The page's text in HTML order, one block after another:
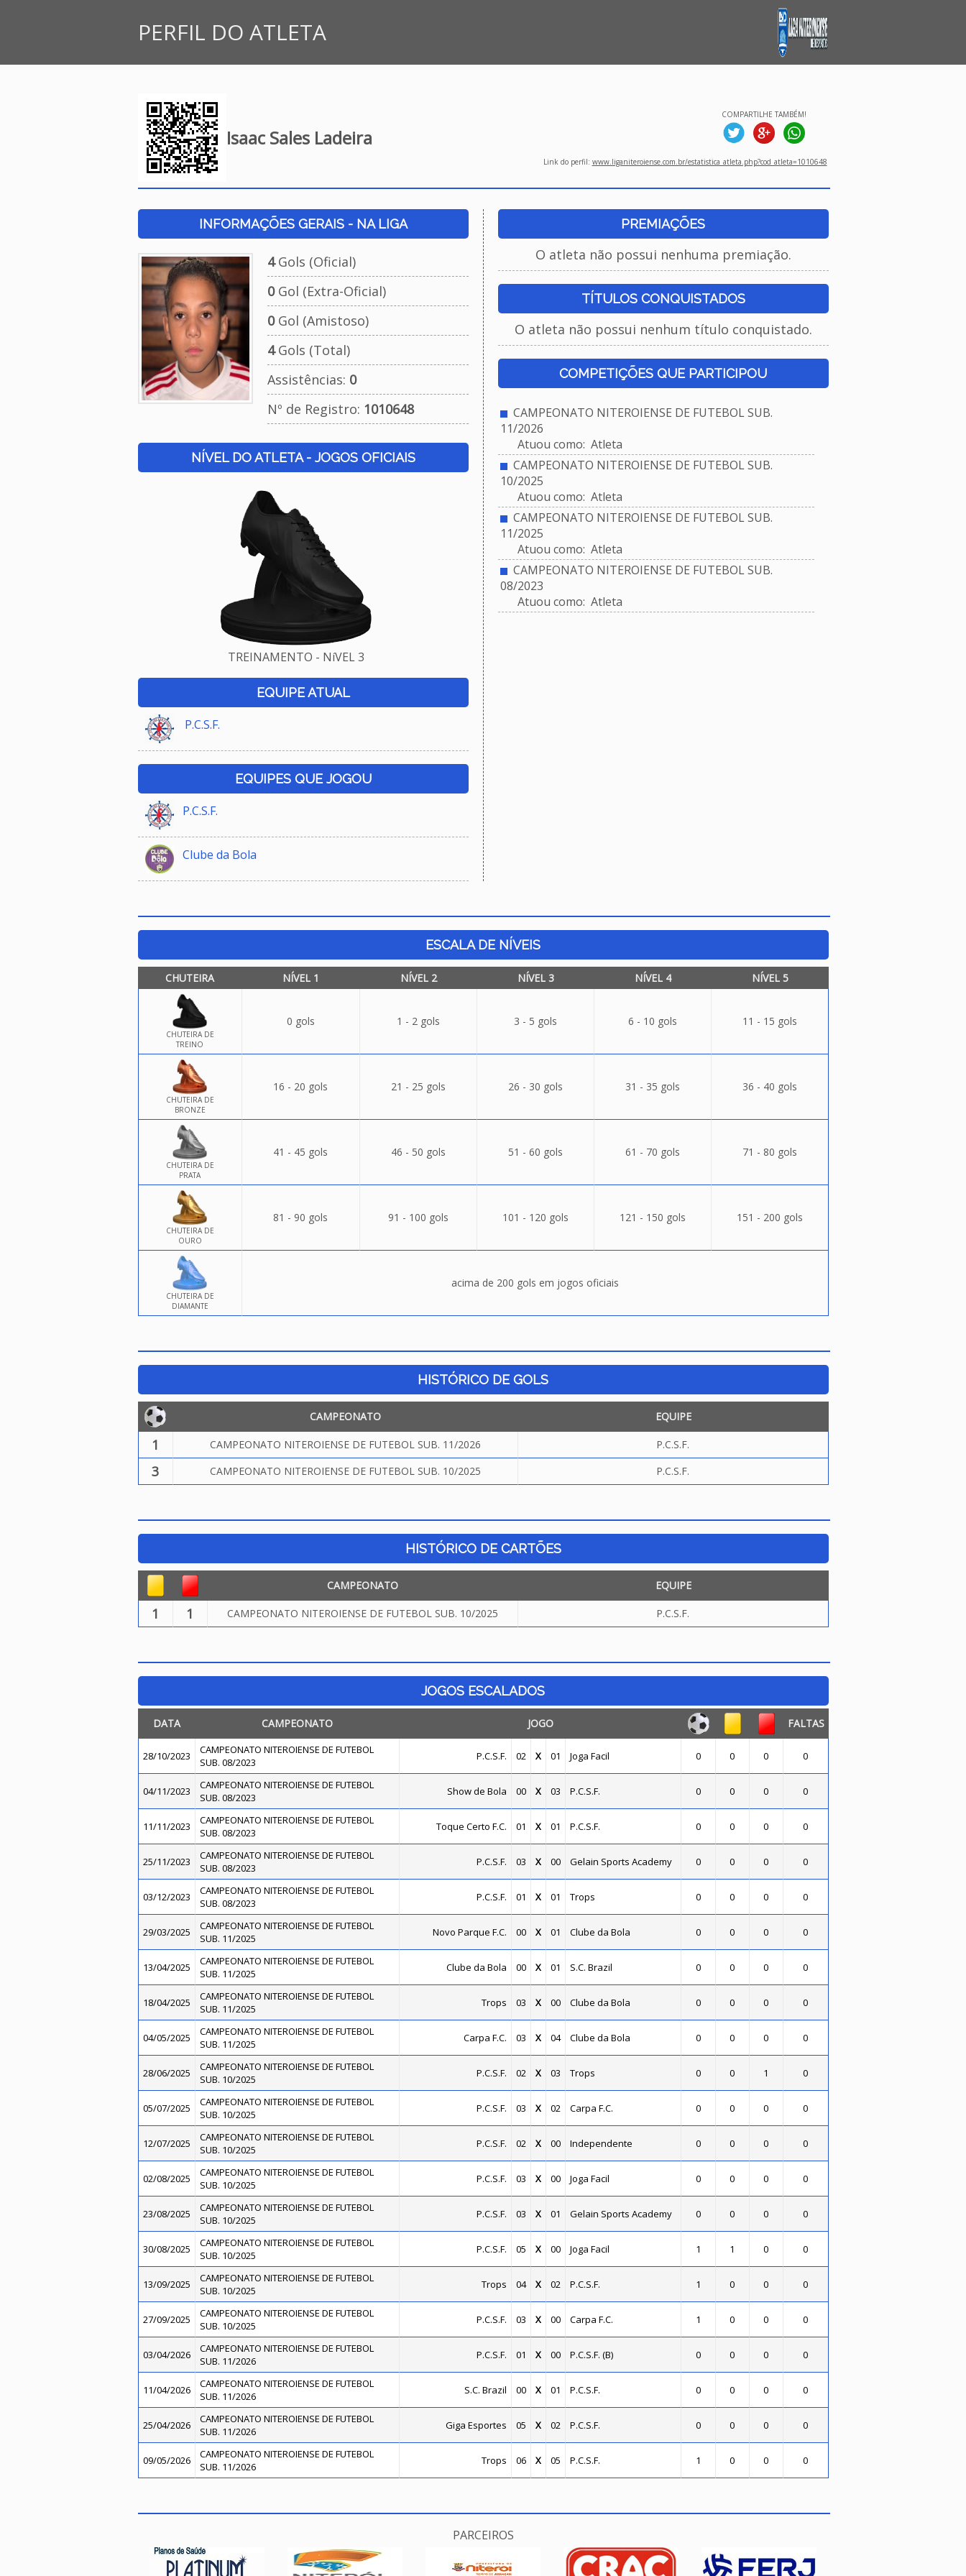
PERFIL DO ATLETA
Isaac Sales Ladeira
COMPARTILHE TAMBÉM!
Link do perfil: www.liganiteroiense.com.br/estatistica_atleta.php?cod_atleta=1010648
INFORMAÇÕES GERAIS - NA LIGA
4Gols (Oficial)
0Gol (Extra-Oficial)
0Gol (Amistoso)
4Gols (Total)
Assistências: 0
Nº de Registro: 1010648
NÍVEL DO ATLETA - JOGOS OFICIAIS
TREINAMENTO - NíVEL 3
EQUIPE ATUAL
P.C.S.F.
EQUIPES QUE JOGOU
P.C.S.F.
Clube da Bola
PREMIAÇÕES
O atleta não possui nenhuma premiação.
TÍTULOS CONQUISTADOS
O atleta não possui nenhum título conquistado.
COMPETIÇÕES QUE PARTICIPOU
CAMPEONATO NITEROIENSE DE FUTEBOL SUB.
11/2026
Atuou como: Atleta
CAMPEONATO NITEROIENSE DE FUTEBOL SUB.
10/2025
Atuou como: Atleta
CAMPEONATO NITEROIENSE DE FUTEBOL SUB.
11/2025
Atuou como: Atleta
CAMPEONATO NITEROIENSE DE FUTEBOL SUB.
08/2023
Atuou como: Atleta
ESCALA DE NÍVEIS
CHUTEIRA NÍVEL 1 NÍVEL 2 NÍVEL 3 NÍVEL 4 NÍVEL 5
CHUTEIRA DE
TREINO
0 gols 1 - 2 gols 3 - 5 gols 6 - 10 gols 11 - 15 gols
CHUTEIRA DE
BRONZE
16 - 20 gols 21 - 25 gols 26 - 30 gols 31 - 35 gols 36 - 40 gols
CHUTEIRA DE
PRATA
41 - 45 gols 46 - 50 gols 51 - 60 gols 61 - 70 gols 71 - 80 gols
CHUTEIRA DE
OURO
81 - 90 gols 91 - 100 gols 101 - 120 gols 121 - 150 gols 151 - 200 gols
CHUTEIRA DE
DIAMANTE
acima de 200 gols em jogos oficiais
HISTÓRICO DE GOLS
CAMPEONATO EQUIPE
1 CAMPEONATO NITEROIENSE DE FUTEBOL SUB. 11/2026 P.C.S.F.
3 CAMPEONATO NITEROIENSE DE FUTEBOL SUB. 10/2025 P.C.S.F.
HISTÓRICO DE CARTÕES
CAMPEONATO EQUIPE
1 1 CAMPEONATO NITEROIENSE DE FUTEBOL SUB. 10/2025 P.C.S.F.
JOGOS ESCALADOS
DATA CAMPEONATO JOGO FALTAS
28/10/2023
CAMPEONATO NITEROIENSE DE FUTEBOL
SUB. 08/2023
P.C.S.F. 02 X 01 Joga Facil 0 0 0 0
04/11/2023
CAMPEONATO NITEROIENSE DE FUTEBOL
SUB. 08/2023
Show de Bola 00 X 03 P.C.S.F. 0 0 0 0
11/11/2023
CAMPEONATO NITEROIENSE DE FUTEBOL
SUB. 08/2023
Toque Certo F.C. 01 X 01 P.C.S.F. 0 0 0 0
25/11/2023
CAMPEONATO NITEROIENSE DE FUTEBOL
SUB. 08/2023
P.C.S.F. 03 X 00 Gelain Sports Academy 0 0 0 0
03/12/2023
CAMPEONATO NITEROIENSE DE FUTEBOL
SUB. 08/2023
P.C.S.F. 01 X 01 Trops 0 0 0 0
29/03/2025
CAMPEONATO NITEROIENSE DE FUTEBOL
SUB. 11/2025
Novo Parque F.C. 00 X 01 Clube da Bola 0 0 0 0
13/04/2025
CAMPEONATO NITEROIENSE DE FUTEBOL
SUB. 11/2025
Clube da Bola 00 X 01 S.C. Brazil 0 0 0 0
18/04/2025
CAMPEONATO NITEROIENSE DE FUTEBOL
SUB. 11/2025
Trops 03 X 00 Clube da Bola 0 0 0 0
04/05/2025
CAMPEONATO NITEROIENSE DE FUTEBOL
SUB. 11/2025
Carpa F.C. 03 X 04 Clube da Bola 0 0 0 0
28/06/2025
CAMPEONATO NITEROIENSE DE FUTEBOL
SUB. 10/2025
P.C.S.F. 02 X 03 Trops 0 0 1 0
05/07/2025
CAMPEONATO NITEROIENSE DE FUTEBOL
SUB. 10/2025
P.C.S.F. 03 X 02 Carpa F.C. 0 0 0 0
12/07/2025
CAMPEONATO NITEROIENSE DE FUTEBOL
SUB. 10/2025
P.C.S.F. 02 X 00 Independente 0 0 0 0
02/08/2025
CAMPEONATO NITEROIENSE DE FUTEBOL
SUB. 10/2025
P.C.S.F. 03 X 00 Joga Facil 0 0 0 0
23/08/2025
CAMPEONATO NITEROIENSE DE FUTEBOL
SUB. 10/2025
P.C.S.F. 03 X 01 Gelain Sports Academy 0 0 0 0
30/08/2025
CAMPEONATO NITEROIENSE DE FUTEBOL
SUB. 10/2025
P.C.S.F. 05 X 00 Joga Facil 1 1 0 0
13/09/2025
CAMPEONATO NITEROIENSE DE FUTEBOL
SUB. 10/2025
Trops 04 X 02 P.C.S.F. 1 0 0 0
27/09/2025
CAMPEONATO NITEROIENSE DE FUTEBOL
SUB. 10/2025
P.C.S.F. 03 X 00 Carpa F.C. 1 0 0 0
03/04/2026
CAMPEONATO NITEROIENSE DE FUTEBOL
SUB. 11/2026
P.C.S.F. 01 X 00 P.C.S.F. (B) 0 0 0 0
11/04/2026
CAMPEONATO NITEROIENSE DE FUTEBOL
SUB. 11/2026
S.C. Brazil 00 X 01 P.C.S.F. 0 0 0 0
25/04/2026
CAMPEONATO NITEROIENSE DE FUTEBOL
SUB. 11/2026
Giga Esportes 05 X 02 P.C.S.F. 0 0 0 0
09/05/2026
CAMPEONATO NITEROIENSE DE FUTEBOL
SUB. 11/2026
Trops 06 X 05 P.C.S.F. 1 0 0 0
PARCEIROS